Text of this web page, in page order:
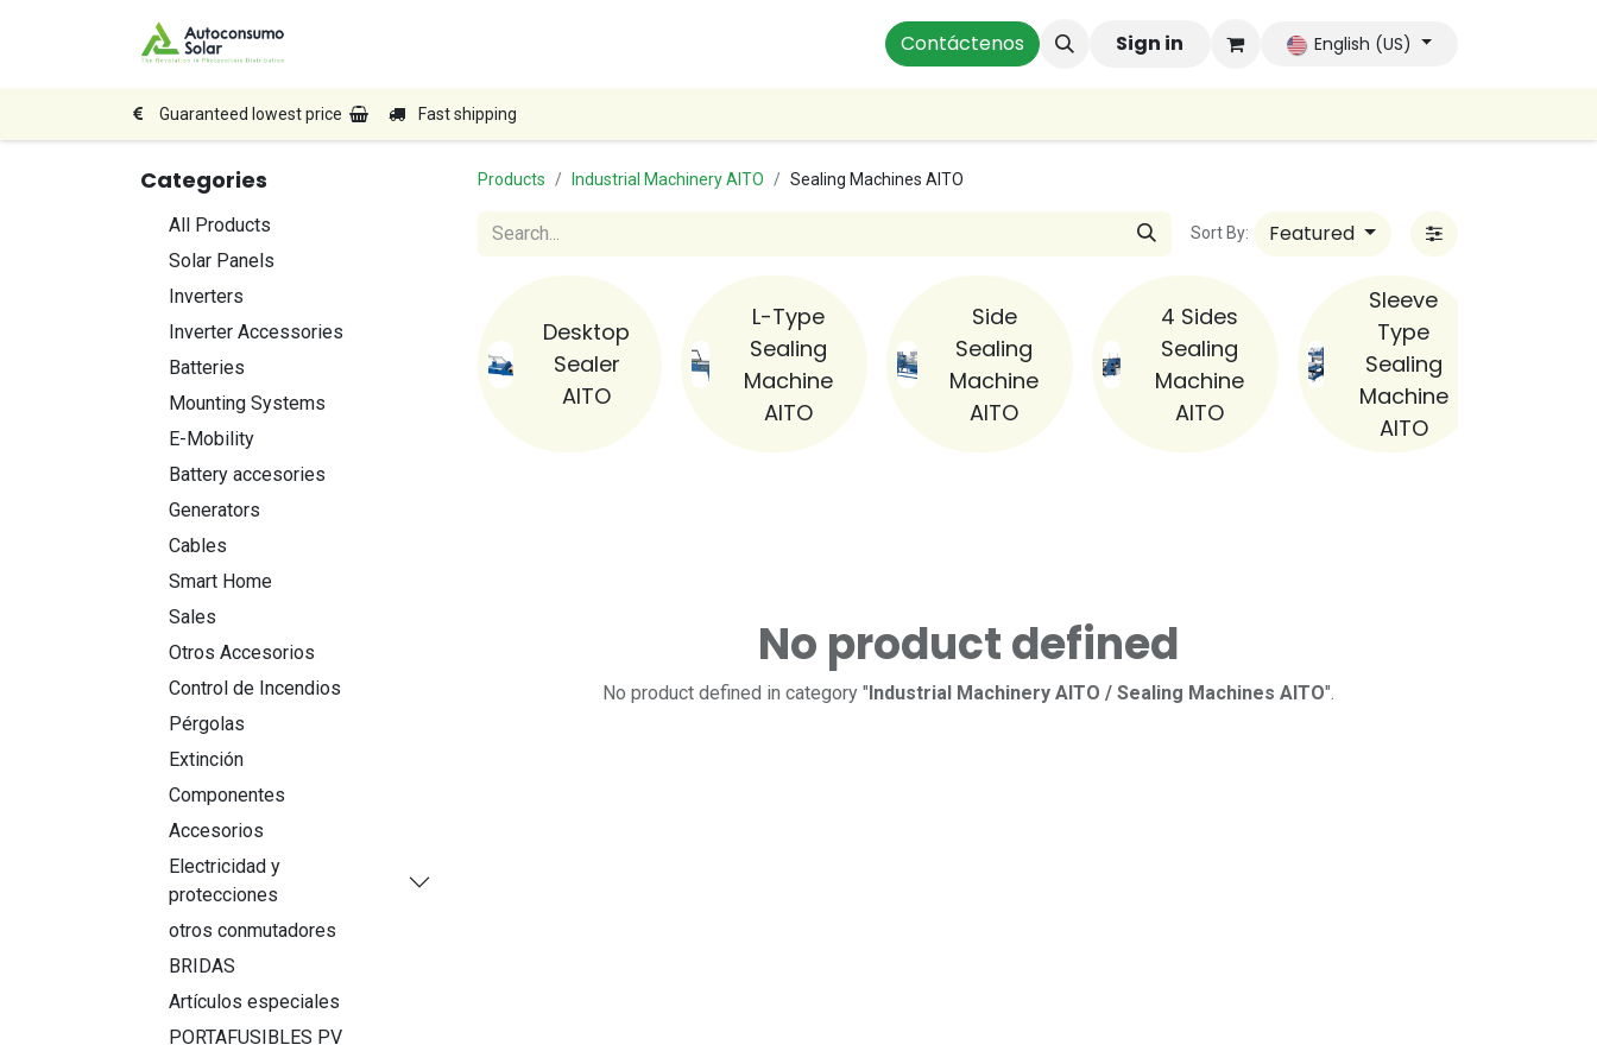
Profesionales Our Brands Company Contact us Autoconsumo
Contáctenos Sign in English (US)
Guaranteed lowest price Fast shipping
Categories
All Products
Solar Panels
Inverters
Inverter Accessories
Batteries
Mounting Systems
E-Mobility
Battery accesories
Generators
Cables
Smart Home
Sales
Otros Accesorios
Control de Incendios
Pérgolas
Extinción
Componentes
Accesorios
Electricidad y
protecciones
otros conmutadores
BRIDAS
Artículos especiales
PORTAFUSIBLES PV
Products Industrial Machinery AITO Sealing Machines AITO
Sort By: Featured
Desktop
Sealer
AITO
L-Type
Sealing
Machine
AITO
Side
Sealing
Machine
AITO
4 Sides
Sealing
Machine
AITO
Sleeve
Type
Sealing
Machine
AITO
No product defined
No product defined in category "Industrial Machinery AITO / Sealing Machines AITO".